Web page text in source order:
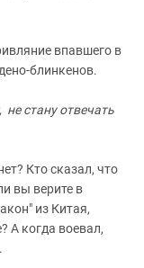
впавшего в
блинкенов.
стану отвечать
Кто сказал, что
вы верите в
из Китая,
А когда воевал,